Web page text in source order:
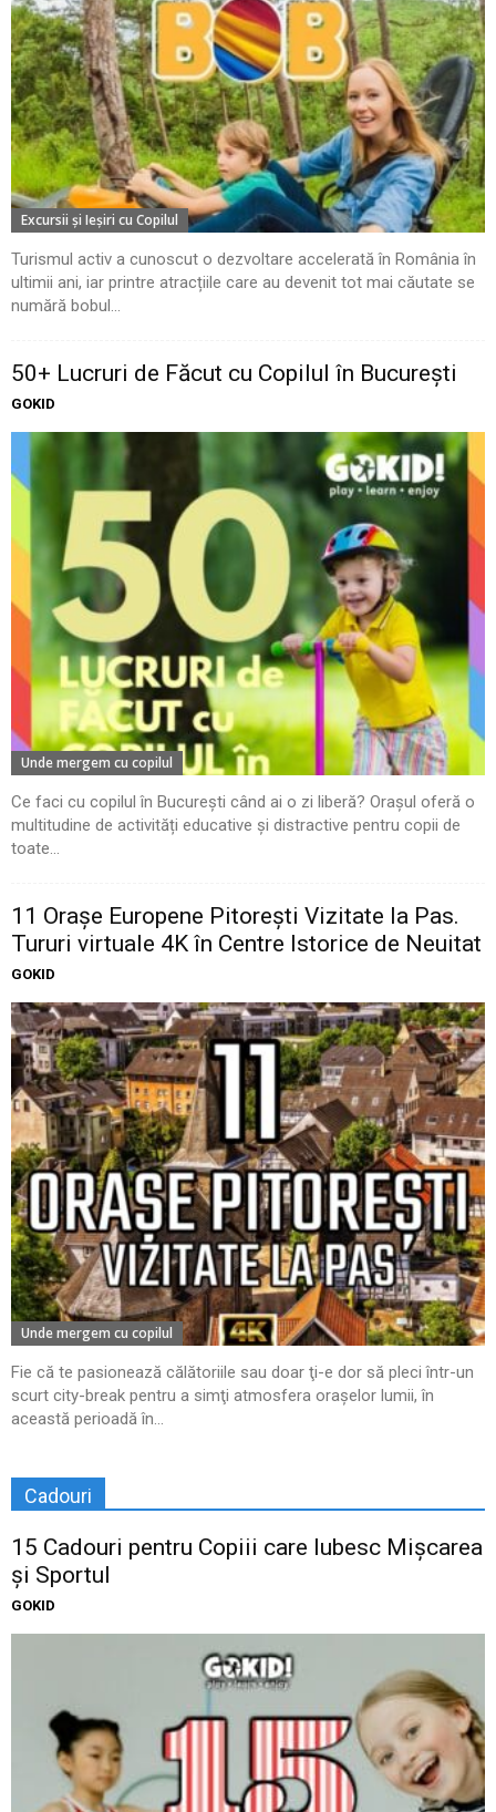
Excursii şi Ieşiri cu Copilul
Turismul activ a cunoscut o dezvoltare accelerată în România în
ultimii ani, iar printre atracțiile care au devenit tot mai căutate se
numără bobul...
50+ Lucruri de Făcut cu Copilul în București
GOKID
Unde mergem cu copilul
Ce faci cu copilul în București când ai o zi liberă? Orașul oferă o
multitudine de activități educative și distractive pentru copii de
toate...
11 Oraşe Europene Pitoreşti Vizitate la Pas.
Tururi virtuale 4K în Centre Istorice de Neuitat
GOKID
Unde mergem cu copilul
Fie că te pasionează călătoriile sau doar ţi-e dor să pleci într-un
scurt city-break pentru a simţi atmosfera oraşelor lumii, în
această perioadă în...
Cadouri
15 Cadouri pentru Copiii care Iubesc Mișcarea
și Sportul
GOKID